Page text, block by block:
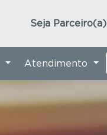
Seja Parceiro(a)
Atendimento